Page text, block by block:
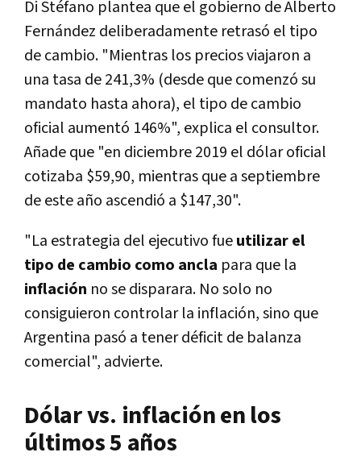
Di Stéfano plantea que el gobierno de Alberto
Fernández deliberadamente retrasó el tipo
de cambio. "Mientras los precios viajaron a
una tasa de 241,3% (desde que comenzó su
mandato hasta ahora), el tipo de cambio
oficial aumentó 146%", explica el consultor.
Añade que "en diciembre 2019 el dólar oficial
cotizaba $59,90, mientras que a septiembre
de este año ascendió a $147,30".
"La estrategia del ejecutivo fueutilizar el
tipo de cambio como ancla para que la
inflación no se disparara. No solo no
consiguieron controlar la inflación, sino que
Argentina pasó a tener déficit de balanza
comercial", advierte.
Dólar vs. inflación en los
últimos 5 años